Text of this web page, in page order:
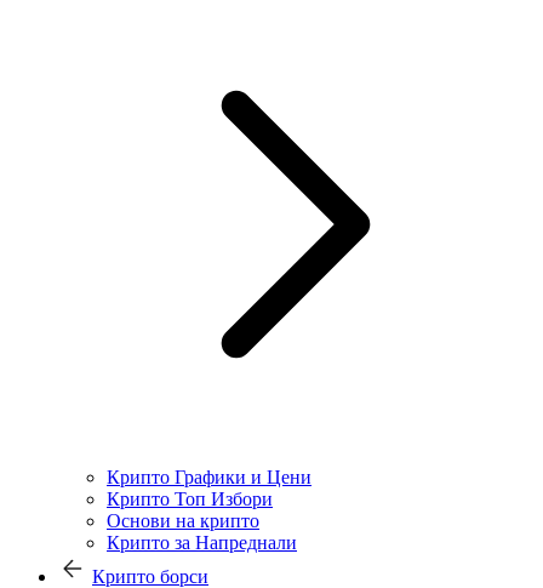
Крипто Графики и Цени
Крипто Топ Избори
Основи на крипто
Крипто за Напреднали
Крипто борси